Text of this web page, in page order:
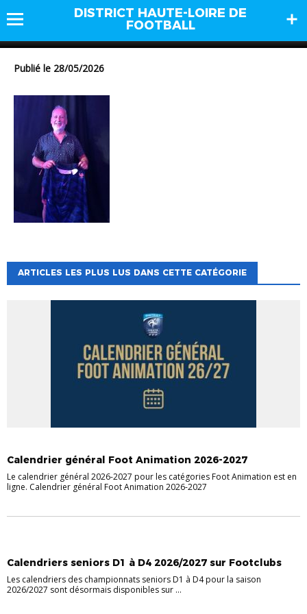
DISTRICT HAUTE-LOIRE DE
FOOTBALL
b4
Publié le 28/05/2026
ARTICLES LES PLUS LUS DANS CETTE CATÉGORIE
Calendrier général Foot Animation 2026-2027
Le calendrier général 2026-2027 pour les catégories Foot Animation est en
ligne. Calendrier général Foot Animation 2026-2027
Calendriers seniors D1 à D4 2026/2027 sur Footclubs
Les calendriers des championnats seniors D1 à D4 pour la saison
2026/2027 sont désormais disponibles sur ...